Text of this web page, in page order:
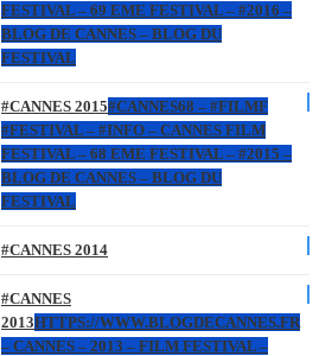
FESTIVAL – 69 EME FESTIVAL – #2016 –
BLOG DE CANNES – BLOG DU
FESTIVAL
#CANNES 2015#CANNES68 – #FILMF
#FESTIVAL – #INFO – CANNES FILM
FESTIVAL – 68 EME FESTIVAL – #2015 –
BLOG DE CANNES – BLOG DU
FESTIVAL
#CANNES 2014
#CANNES
2013HTTPS://WWW.BLOGDECANNES.FR
– CANNES – 2013 – FILM FESTIVAL –